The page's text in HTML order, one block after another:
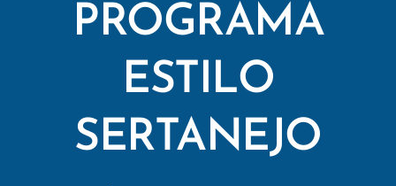
PROGRAMA
ESTILO
SERTANEJO